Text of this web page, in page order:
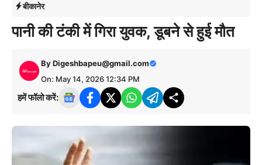
बीकानेर
पानी की टंकी में गिरा युवक, डूबने से हुई मौत
ByDigeshbapeu@gmail.com
On: May 14, 2026 12:34 PM
हमें फॉलो करें: